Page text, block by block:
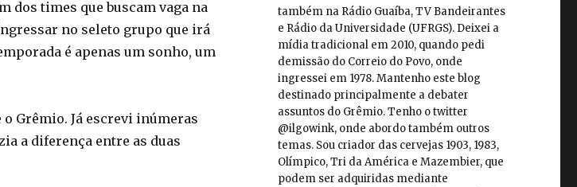
dos times que buscam vaga na
no seleto grupo que irá
é apenas um sonho, um
Grêmio. Já escrevi inúmeras
a diferença entre as duas
também na Rádio Guaíba, TV Bandeirantes
e Rádio da Universidade (UFRGS). Deixei a
mídia tradicional em 2010, quando pedi
demissão do Correio do Povo, onde
ingressei em 1978. Mantenho este blog
destinado principalmente a debater
assuntos do Grêmio. Tenho o twitter
@ilgowink, onde abordo também outros
temas. Sou criador das cervejas 1903, 1983,
Olímpico, Tri da América e Mazembier, que
podem ser adquiridas mediante